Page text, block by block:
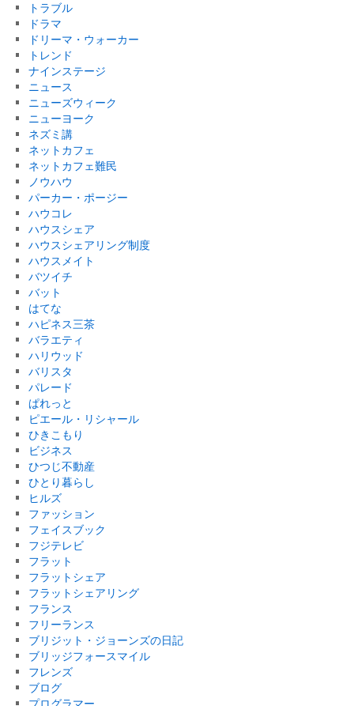
トラブル
ドラマ
ドリーマ・ウォーカー
トレンド
ナインステージ
ニュース
ニューズウィーク
ニューヨーク
ネズミ講
ネットカフェ
ネットカフェ難民
ノウハウ
パーカー・ポージー
ハウコレ
ハウスシェア
ハウスシェアリング制度
ハウスメイト
バツイチ
バット
はてな
ハピネス三茶
バラエティ
ハリウッド
バリスタ
パレード
ぱれっと
ピエール・リシャール
ひきこもり
ビジネス
ひつじ不動産
ひとり暮らし
ヒルズ
ファッション
フェイスブック
フジテレビ
フラット
フラットシェア
フラットシェアリング
フランス
フリーランス
ブリジット・ジョーンズの日記
ブリッジフォースマイル
フレンズ
ブログ